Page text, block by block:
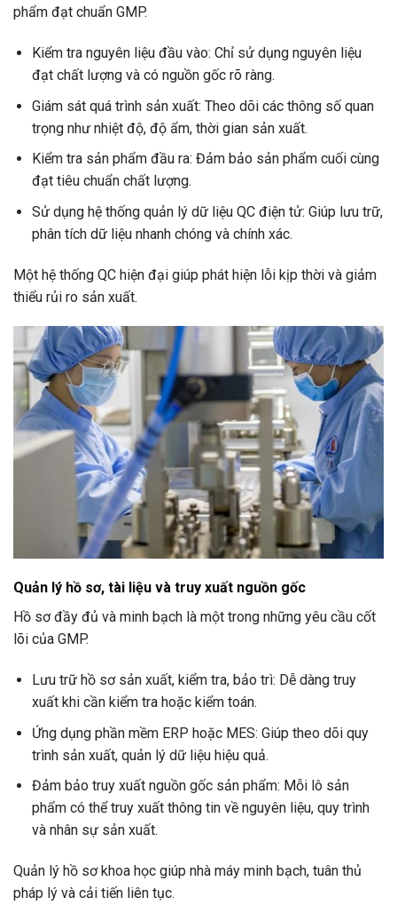
phẩm đạt chuẩn GMP.
Kiểm tra nguyên liệu đầu vào: Chỉ sử dụng nguyên liệu
đạt chất lượng và có nguồn gốc rõ ràng.
Giám sát quá trình sản xuất: Theo dõi các thông số quan
trọng như nhiệt độ, độ ẩm, thời gian sản xuất.
Kiểm tra sản phẩm đầu ra: Đảm bảo sản phẩm cuối cùng
đạt tiêu chuẩn chất lượng.
Sử dụng hệ thống quản lý dữ liệu QC điện tử: Giúp lưu trữ,
phân tích dữ liệu nhanh chóng và chính xác.
Một hệ thống QC hiện đại giúp phát hiện lỗi kịp thời và giảm
thiểu rủi ro sản xuất.
Quản lý hồ sơ, tài liệu và truy xuất nguồn gốc
Hồ sơ đầy đủ và minh bạch là một trong những yêu cầu cốt
lõi của GMP.
Lưu trữ hồ sơ sản xuất, kiểm tra, bảo trì: Dễ dàng truy
xuất khi cần kiểm tra hoặc kiểm toán.
Ứng dụng phần mềm ERP hoặc MES: Giúp theo dõi quy
trình sản xuất, quản lý dữ liệu hiệu quả.
Đảm bảo truy xuất nguồn gốc sản phẩm: Mỗi lô sản
phẩm có thể truy xuất thông tin về nguyên liệu, quy trình
và nhân sự sản xuất.
Quản lý hồ sơ khoa học giúp nhà máy minh bạch, tuân thủ
pháp lý và cải tiến liên tục.